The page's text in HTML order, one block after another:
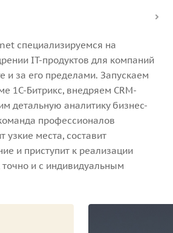
специализируемся на
IT-продуктов для компаний
и за его пределами. Запускаем
1С-Битрикс, внедряем CRM-
детальную аналитику бизнес-
профессионалов
узкие места, составит
и приступит к реализации
и с индивидуальным